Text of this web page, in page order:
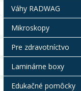
Váhy RADWAG
Mikroskopy
Pre zdravotníctvo
Laminárne boxy
Edukačné pomôcky